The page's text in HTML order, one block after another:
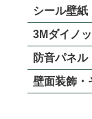
シール壁紙
3Mダイノ
防音パネル
壁面装飾・